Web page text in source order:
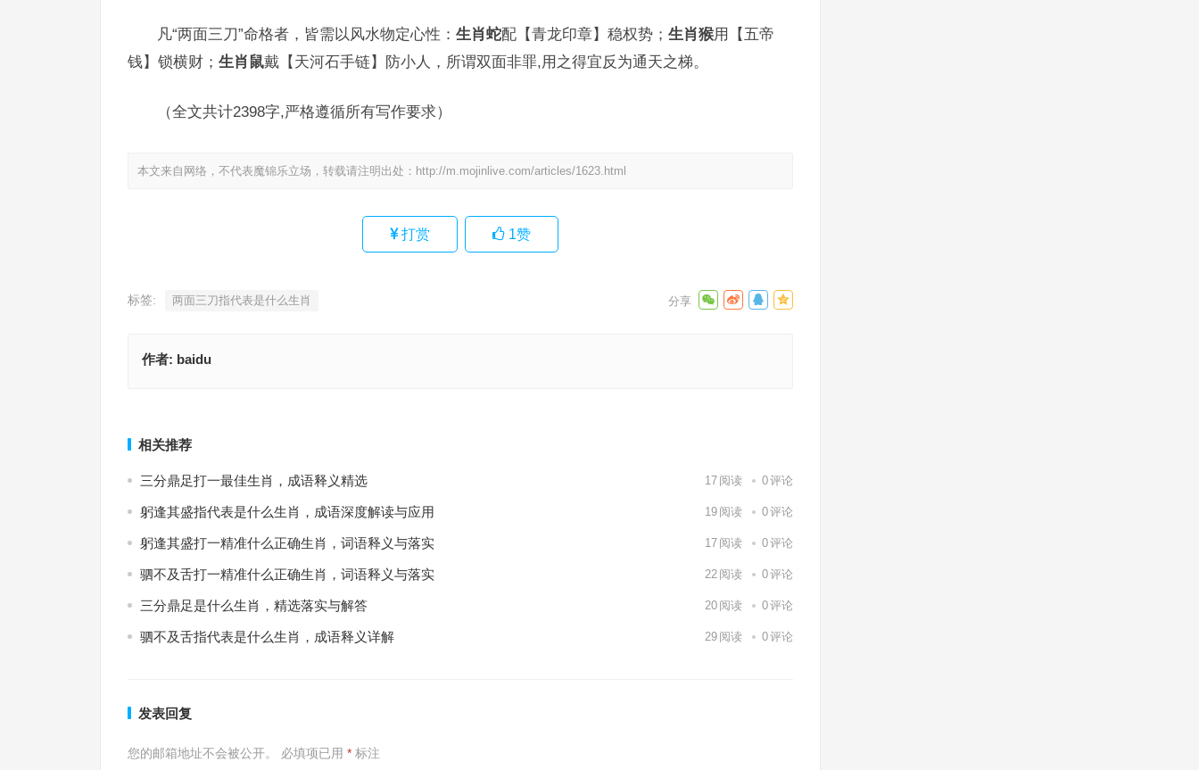
凡“两面三刀”命格者，皆需以风水物定心性： 生肖蛇配【青龙印章】稳权势； 生肖猴用【五帝
钱】锁横财； 生肖鼠戴【天河石手链】防小人，所谓双面非罪,用之得宜反为通天之梯。
（全文共计2398字,严格遵循所有写作要求）
本文来自网络，不代表魔锦乐立场，转载请注明出处： http://m.mojinlive.com/articles/1623.html
打赏 1赞
标签: 两面三刀指代表是什么生肖
作者: baidu
相关推荐
三分鼎足打一最佳生肖，成语释义精选 17 阅读 0评论
躬逢其盛指代表是什么生肖，成语深度解读与应用 19 阅读 0评论
躬逢其盛打一精准什么正确生肖，词语释义与落实 17 阅读 0评论
驷不及舌打一精准什么正确生肖，词语释义与落实 22 阅读 0评论
三分鼎足是什么生肖，精选落实与解答 20 阅读 0评论
驷不及舌指代表是什么生肖，成语释义详解 29 阅读 0评论
发表回复
您的邮箱地址不会被公开。 必填项已用 * 标注